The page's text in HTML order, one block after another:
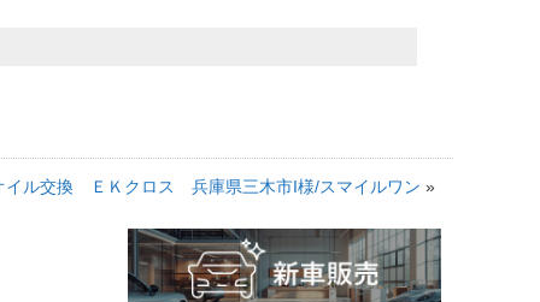
イル交換 ＥＫクロス 兵庫県三木市I様/スマイルワン »